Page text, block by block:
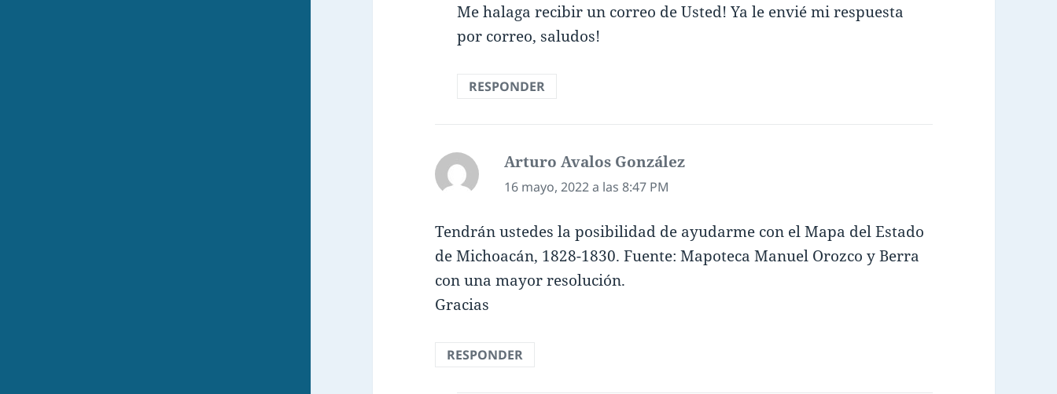
Me halaga recibir un correo de Usted! Ya le envié mi respuesta
por correo, saludos!
RESPONDER
Arturo Avalos González
16 mayo, 2022 a las 8:47 PM
Tendrán ustedes la posibilidad de ayudarme con el Mapa del Estado
de Michoacán, 1828-1830. Fuente: Mapoteca Manuel Orozco y Berra
con una mayor resolución.
Gracias
RESPONDER